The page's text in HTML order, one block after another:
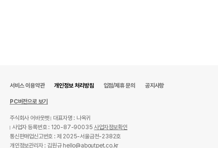
서비스 이용약관 개인정보 처리방침 입점/제휴 문의 공지사항
PC버전으로 보기
주식회사 어바웃펫
대표자명 : 나옥귀
사업자 등록번호 : 120-87-90035사업자정보확인
통신판매업신고번호 : 제 2025-서울금천-2382호
개인정보관리자 : 김원규 hello@aboutpet.co.kr